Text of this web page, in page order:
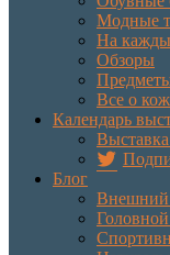
Модные
На
Обзоры
Все о
Календарь
Блог
Внешний